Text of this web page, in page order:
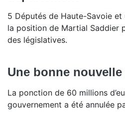
5 Députés de Haute-Savoie et
la position de Martial Saddier
des législatives.
Une bonne
La ponction de 60 millions
gouvernement a été annulée